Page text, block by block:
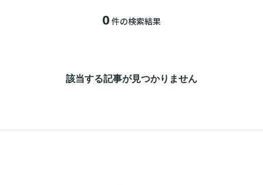
0 件の検索結果
該当する記事が見つかりません